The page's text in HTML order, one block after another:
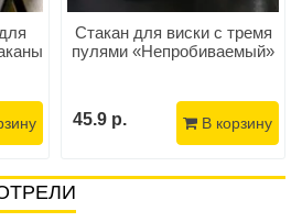
Стакан для виски с тремя
пулями «Непробиваемый»
45.9 р. В корзину